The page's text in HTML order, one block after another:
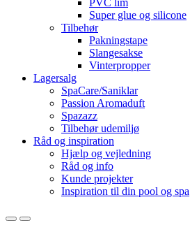
PVC lim
Super glue og silicone
Tilbehør
Pakningstape
Slangesakse
Vinterpropper
Lagersalg
SpaCare/Saniklar
Passion Aromaduft
Spazazz
Tilbehør udemiljø
Råd og inspiration
Hjælp og vejledning
Råd og info
Kunde projekter
Inspiration til din pool og spa
OpenClose